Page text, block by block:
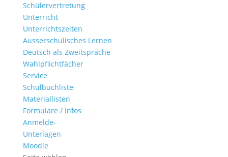
Schülervertretung
Unterricht
Unterrichtszeiten
Ausserschulisches Lernen
Deutsch als Zweitsprache
Wahlpflichtfächer
Service
Schulbuchliste
Materiallisten
Formulare / Infos
Anmelde-
Unterlagen
Moodle